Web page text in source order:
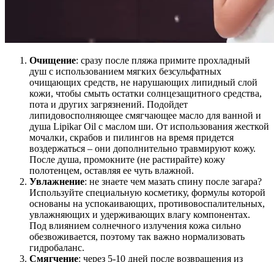
Очищение: сразу после пляжа примите прохладный
душ с использованием мягких безсульфатных
очищающих средств, не нарушающих липидный слой
кожи, чтобы смыть остатки солнцезащитного средства,
пота и других загрязнений. Подойдет
липидовосполняющее смягчающее масло для ванной и
душа Lipikar Oil с маслом ши. От использования жесткой
мочалки, скрабов и пилингов на время придется
воздержаться – они дополнительно травмируют кожу.
После душа, промокните (не растирайте) кожу
полотенцем, оставляя ее чуть влажной.
Увлажнение: не знаете чем мазать спину после загара?
Используйте специальную косметику, формулы которой
основаны на успокаивающих, противовоспалительных,
увлажняющих и удерживающих влагу компонентах.
Под влиянием солнечного излучения кожа сильно
обезвоживается, поэтому так важно нормализовать
гидробаланс.
Смягчение: через 5-10 дней после возвращения из